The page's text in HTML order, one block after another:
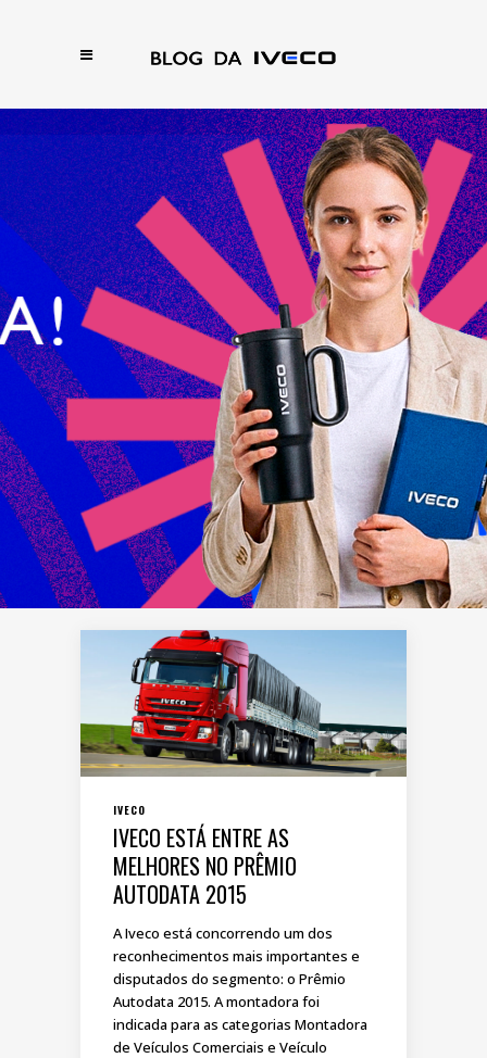
IVECO
IVECO ESTÁ ENTRE AS
MELHORES NO PRÊMIO
AUTODATA 2015
A Iveco está concorrendo um dos
reconhecimentos mais importantes e
disputados do segmento: o Prêmio
Autodata 2015. A montadora foi
indicada para as categorias Montadora
de Veículos Comerciais e Veículo